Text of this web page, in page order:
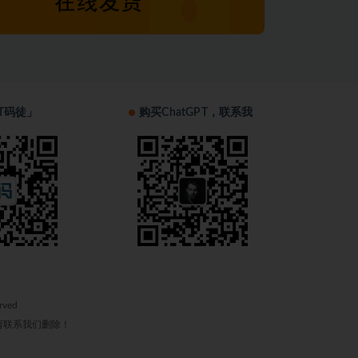
徒」 购买ChatGPT，联系我
系我们删除！